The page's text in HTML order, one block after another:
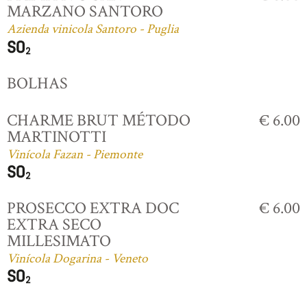
MARZANO SANTORO
Azienda vinicola Santoro - Puglia
BOLHAS
CHARME BRUT MÉTODO
MARTINOTTI
Vinícola Fazan - Piemonte
€ 6.00
PROSECCO EXTRA DOC
EXTRA SECO
MILLESIMATO
Vinícola Dogarina - Veneto
€ 6.00